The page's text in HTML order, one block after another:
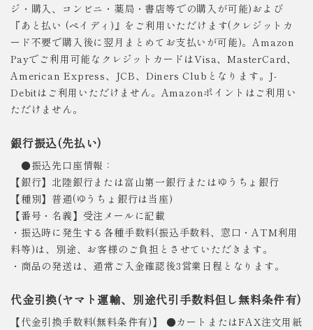
ジ・購入、コンビニ・薬局・書店等での購入が可能)および
『あと払い (ペイディ)』をご利用いただけます(クレジットカ
ード不要で購入後に翌月まとめてお支払いが可能)。Amazon
Payでご利用可能なクレジットカードはVisa、MasterCard、
American Express、JCB、Diners Clubとなります。J-
Debitはご利用いただけません。Amazonポイントはご利用い
ただけません。
銀行振込(先払い)
●振込先口座情報：
【銀行】北陸銀行または富山第一銀行またはゆうちょ銀行
【種別】普通(ゆうちょ銀行は当座)
【番号・名義】受注メールに記載
・振込時に発生する各種手数料(振込手数料、窓口・ATM利用
料等)は、別途、お客様のご負担とさせていただきます。
・商品の発送は、通常ご入金確認後3営業日程となります。
代金引換(ヤマト運輸、別途代引手数料但し無料条件有)
【代金引換手数料(無料条件有)】 ●カートまたはFAX注文用紙